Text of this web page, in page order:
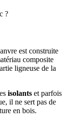
?
est construite
composite
ligneuse de la
isolants et parfois
il ne sert pas de
en bois.